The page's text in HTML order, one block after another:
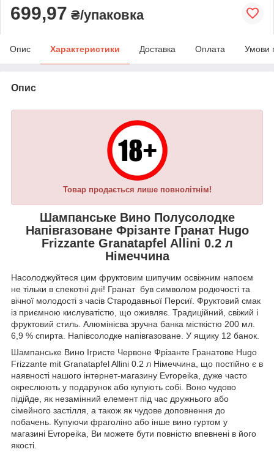
699,97 ₴/упаковка
Опис Характеристики Доставка Оплата Умови
Опис
Товар продається лише повнолітнім!
Шампанське Вино Полусолодке
Напівгазоване Фрізанте Гранат Hugo
Frizzante Granatapfel Allini 0.2 л
Німеччина
Насолоджуйтеся цим фруктовим шипучим освіжним напоєм
не тільки в спекотні дні! Гранат був символом родючості та
вічної молодості з часів Стародавньої Персиї. Фруктовий смак
із приємною кислуватістю, що оживляє. Традиційний, свіжий і
фруктовий стиль. Алюмінієва зручна банка місткістю 200 мл.
6,9 % спирта. Напівсолодке напівгазоване. У ящику 12 банок.
Шампанське Вино Ігристе Червоне Фрізанте Гранатове Hugo
Frizzante mit Granatapfel Allini 0.2 л Німеччина, що постійно є в
наявності нашого інтернет-магазину Evropeika, дуже часто
окреслюють у подарунок або купують собі. Воно чудово
підійде, як незамінний елемент під час дружнього або
сімейного застілля, а також як чудове доповнення до
побачень. Купуючи фраголіно або інше вино гуртом у
магазині Evropeika, Ви можете бути повністю впевнені в його
якості.